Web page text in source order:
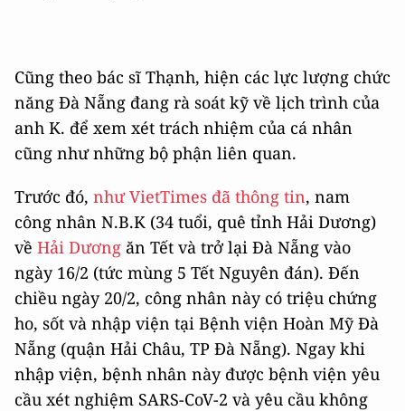
Cũng theo bác sĩ Thạnh, hiện các lực lượng chức
năng Đà Nẵng đang rà soát kỹ về lịch trình của
anh K. để xem xét trách nhiệm của cá nhân
cũng như những bộ phận liên quan.
Trước đó, như VietTimes đã thông tin, nam
công nhân N.B.K (34 tuổi, quê tỉnh Hải Dương)
về Hải Dương ăn Tết và trở lại Đà Nẵng vào
ngày 16/2 (tức mùng 5 Tết Nguyên đán). Đến
chiều ngày 20/2, công nhân này có triệu chứng
ho, sốt và nhập viện tại Bệnh viện Hoàn Mỹ Đà
Nẵng (quận Hải Châu, TP Đà Nẵng). Ngay khi
nhập viện, bệnh nhân này được bệnh viện yêu
cầu xét nghiệm SARS-CoV-2 và yêu cầu không